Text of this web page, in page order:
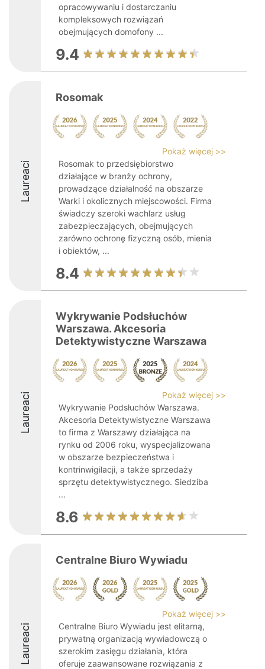
opracowywaniu i dostarczaniu
kompleksowych rozwiązań
obejmujących domofony ...
9.4
Laureaci
Rosomak
Pokaż więcej >>
Rosomak to przedsiębiorstwo
działające w branży ochrony,
prowadzące działalność na obszarze
Warki i okolicznych miejscowości. Firma
świadczy szeroki wachlarz usług
zabezpieczających, obejmujących
zarówno ochronę fizyczną osób, mienia
i obiektów, ...
8.4
Laureaci
Wykrywanie Podsłuchów
Warszawa. Akcesoria
Detektywistyczne Warszawa
Pokaż więcej >>
Wykrywanie Podsłuchów Warszawa.
Akcesoria Detektywistyczne Warszawa
to firma z Warszawy działająca na
rynku od 2006 roku, wyspecjalizowana
w obszarze bezpieczeństwa i
kontrinwigilacji, a także sprzedaży
sprzętu detektywistycznego. Siedziba
...
8.6
Laureaci
Centralne Biuro Wywiadu
Pokaż więcej >>
Centralne Biuro Wywiadu jest elitarną,
prywatną organizacją wywiadowczą o
szerokim zasięgu działania, która
oferuje zaawansowane rozwiązania z